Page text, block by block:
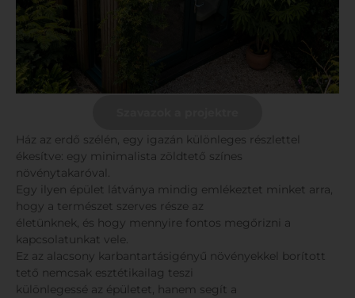
Ház az erdő szélén, egy igazán különleges részlettel
ékesítve: egy minimalista zöldtető színes
növénytakaróval.
Egy ilyen épület látványa mindig emlékeztet minket arra,
hogy a természet szerves része az
életünknek, és hogy mennyire fontos megőrizni a
kapcsolatunkat vele.
Ez az alacsony karbantartásigényű növényekkel borított
tető nemcsak esztétikailag teszi
különlegessé az épületet, hanem segít a